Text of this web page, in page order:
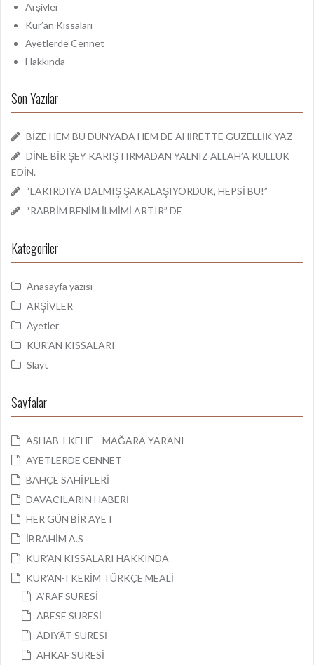
Arşivler
Kur’an Kıssaları
Ayetlerde Cennet
Hakkında
Son Yazılar
BİZE HEM BU DÜNYADA HEM DE AHİRETTE GÜZELLİK YAZ
DİNE BİR ŞEY KARIŞTIRMADAN YALNIZ ALLAH’A KULLUK
EDİN.
“LAKIRDIYA DALMIŞ ŞAKALAŞIYORDUK, HEPSİ BU!”
“RABBİM BENİM İLMİMİ ARTIR” DE
Kategoriler
Anasayfa yazısı
ARŞİVLER
Ayetler
KUR'AN KISSALARI
Slayt
Sayfalar
ASHAB-I KEHF – MAĞARA YARANI
AYETLERDE CENNET
BAHÇE SAHİPLERİ
DAVACILARIN HABERİ
HER GÜN BİR AYET
İBRAHİM A.S
KUR’AN KISSALARI HAKKINDA
KUR’AN-I KERİM TÜRKÇE MEALİ
A’RAF SURESİ
ABESE SURESİ
ÂDİYÂT SURESİ
AHKAF SURESİ